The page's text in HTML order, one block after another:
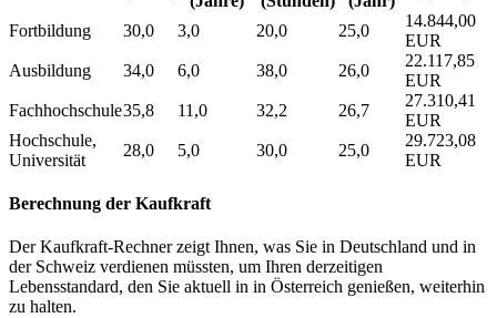
Fortbildung 30,0 3,0 20,0 25,0
14.844,00
EUR
Ausbildung
34,0 6,0 38,0 26,0
22.117,85
EUR
Fachhochschule35,8 11,0 32,2 26,7
27.310,41
EUR
Hochschule,
Universität
28,0 5,0 30,0 25,0
29.723,08
EUR
Berechnung der Kaufkraft
Der Kaufkraft-Rechner zeigt Ihnen, was Sie in Deutschland und in
der Schweiz verdienen müssten, um Ihren derzeitigen
Lebensstandard, den Sie aktuell in in Österreich genießen, weiterhin
zu halten.